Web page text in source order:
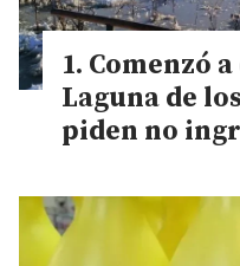
Comenzó
Laguna de
piden no